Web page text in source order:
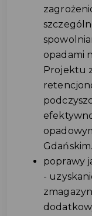
opadami
Projektu
Gdańskim.
poprawy
-